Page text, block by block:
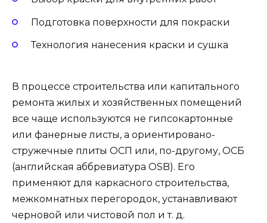
Подготовка поверхности для покраски
Технология нанесения краски и сушка
В процессе строительства или капитального
ремонта жилых и хозяйственных помещений
все чаще используются не гипсокартонные
или фанерные листы, а ориентировано-
стружечные плиты ОСП или, по-другому, ОСБ
(английская аббревиатура OSB). Его
применяют для каркасного строительства,
межкомнатных перегородок, устанавливают
черновой или чистовой пол и т. д.